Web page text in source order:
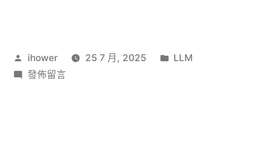
過
作
者:
ihower 25 7 月, 2025
分
LLM
在
發佈留言